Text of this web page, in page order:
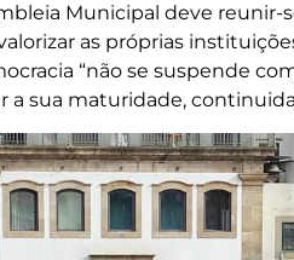
Municipal deve reunir-
as próprias
“não se suspende
sua maturidade,